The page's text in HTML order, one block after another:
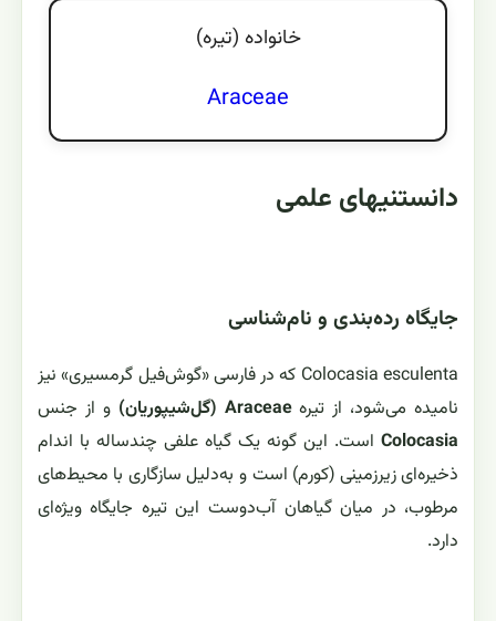
خانواده (تيره)
Araceae
دانستنیهای علمی
جایگاه رده‌بندی و نام‌شناسی
Colocasia esculenta که در فارسی «گوش‌فیل گرمسیری» نیز
نامیده می‌شود، از تیرهAraceae (گل‌شیپوریان)
و از جنس
Colocasiaاست. این گونه یک گیاه علفی چندساله با اندام
ذخیره‌ای زیرزمینی (کورم) است و به‌دلیل سازگاری با محیط‌های
مرطوب، در میان گیاهان آب‌دوست این تیره جایگاه ویژه‌ای
دارد.